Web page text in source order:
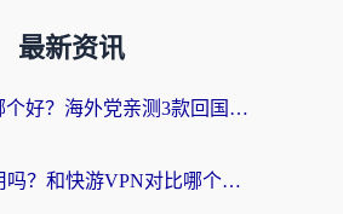
最新资讯
迅游和穿梭哪个好？海外党亲测3款回国加速器+手游加速对比，附避坑指南
斧牛VPN好用吗？和快游VPN对比哪个回国效果更好？马来西亚留学生亲测分享